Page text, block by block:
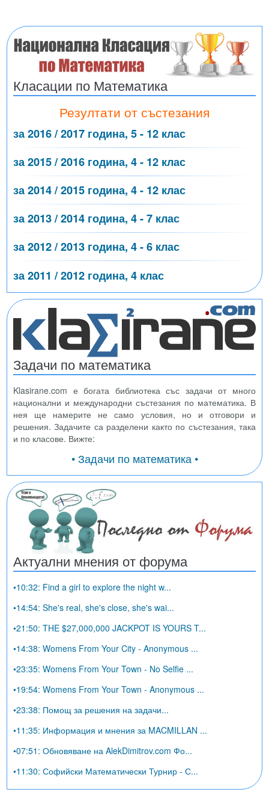
Класации по Математика
Резултати от състезания
за 2016 / 2017 година, 5 - 12 клас
за 2015 / 2016 година, 4 - 12 клас
за 2014 / 2015 година, 4 - 12 клас
за 2013 / 2014 година, 4 - 7 клас
за 2012 / 2013 година, 4 - 6 клас
за 2011 / 2012 година, 4 клас
Задачи по математика
Klasirane.com е богата библиотека със задачи от много
национални и международни състезания по математика. В
нея ще намерите не само условия, но и отговори и
решения. Задачите са разделени както по състезания, така
и по класове. Вижте:
• Задачи по математика •
Актуални мнения от форума
•10:32: Find a girl to explore the night w...
•14:54: She's real, she's close, she's wai...
•21:50: THE $27,000,000 JACKPOT IS YOURS T...
•14:38: Womens From Your City - Anonymous ...
•23:35: Womens From Your Town - No Selfie ...
•19:54: Womens From Your Town - Anonymous ...
•23:38: Помощ за решения на задачи...
•11:35: Информация и мнения за MACMILLAN ...
•07:51: Обновяване на AlekDimitrov.com Фо...
•11:30: Софийски Математически Турнир - С...